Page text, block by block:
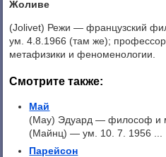
Жоливе
(Jolivet) Режи — французский
ум. 4.8.1966 (там же);
метафизики и феноменологии.
Смотрите также:
Май
(May) Эдуард — философ и
(Майнц) — ум. 10. 7. 1956 ...
Парейсон